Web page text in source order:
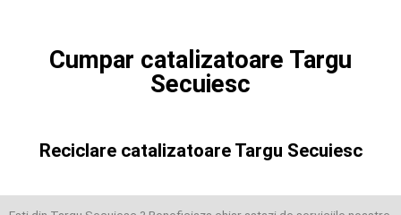
Cumpar catalizatoare Targu
Secuiesc
Reciclare catalizatoare Targu Secuiesc